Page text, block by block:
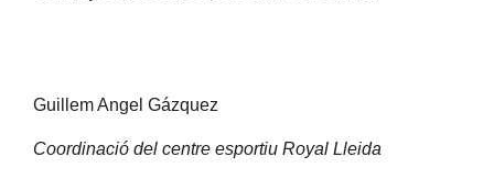
Guillem Angel Gázquez
Coordinació del centre esportiu Royal Lleida